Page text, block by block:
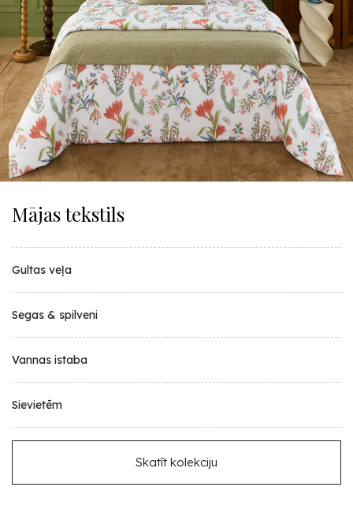
Mājas tekstils
Gultas veļa
Segas & spilveni
Vannas istaba
Sievietēm
Skatīt kolekciju